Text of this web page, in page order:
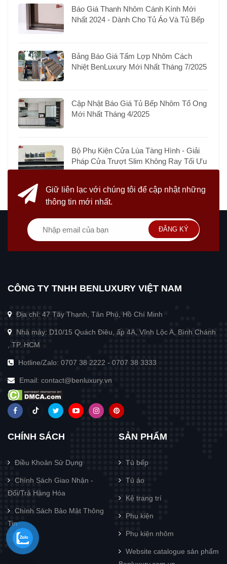
Báo Giá Thanh Nhôm Cánh Kính Mới
Nhất 2024 - Dành Cho Tủ Áo Và Tủ Bếp
Bảng Báo Giá Tấm Lợp Nhôm Cách
Nhiệt BenLuxury Mới Nhất Tháng 7/2025
Cập Nhật Báo Giá Tủ Bếp Nhôm Tổ Ong
Mới Nhất Tháng 4/2025
Bộ Phụ Kiện Cửa Lùa Tàng Hình - Giải
Pháp Cửa Trượt Slim Không Ray Tối Ưu
Giữ liên lạc với chúng tôi để cập nhật những
thông tin mới nhất.
ĐĂNG KÝ
CÔNG TY TNHH BENLUXURY VIỆT NAM
Địa chỉ: 47 Tây Thạnh, Tân Phú, Hồ Chí Minh
Nhà máy: D10/15 Quách Điêu, ấp 4A, Vĩnh Lộc A, Bình Chánh
, TP. HCM
Hotline/Zalo: 0707 38 2222 - 0707 38 3333
Email: contact@benluxury.vn
CHÍNH SÁCH
Điều Khoản Sử Dụng
Chính Sách Giao Nhận -
Đổi/Trả Hàng Hóa
Chính Sách Bảo Mật Thông
Tin
SẢN PHẨM
Tủ bếp
Tủ áo
Kệ trang trí
Phụ kiện
Phụ kiện nhôm
Website catalogue sản phẩm